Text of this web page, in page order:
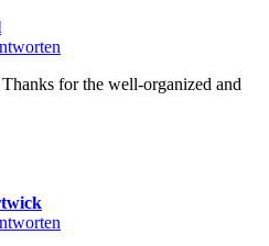
for the well-organized and